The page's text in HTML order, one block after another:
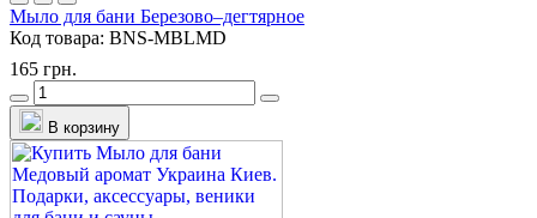
Мыло для бани Березово–дегтярное
Код товара: BNS-MBLMD
165 грн.
В корзину